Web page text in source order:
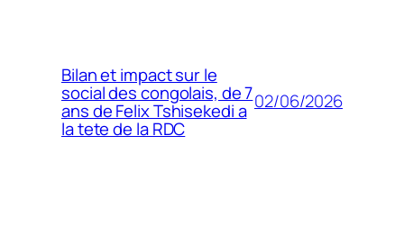
Bilan et impact sur le
social des congolais, de 7
ans de Felix Tshisekedi a
la tete de la RDC
02/06/2026